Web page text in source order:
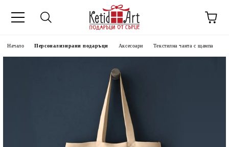
Начало Персонализирани подаръци Аксесоари Текстилна чанта с щампа